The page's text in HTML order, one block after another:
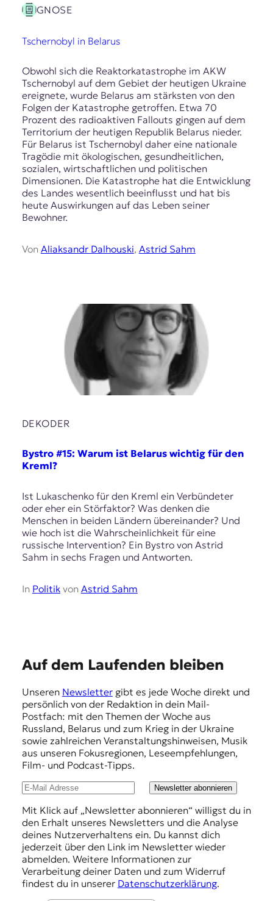
GNOSE
Tschernobyl in Belarus
Obwohl sich die Reaktorkatastrophe im AKW
Tschernobyl auf dem Gebiet der heutigen Ukraine
ereignete, wurde Belarus am stärksten von den
Folgen der Katastrophe getroffen. Etwa 70
Prozent des radioaktiven Fallouts gingen auf dem
Territorium der heutigen Republik Belarus nieder.
Für Belarus ist Tschernobyl daher eine nationale
Tragödie mit ökologischen, gesundheitlichen,
sozialen, wirtschaftlichen und politischen
Dimensionen. Die Katastrophe hat die Entwicklung
des Landes wesentlich beeinflusst und hat bis
heute Auswirkungen auf das Leben seiner
Bewohner.
Von Aliaksandr Dalhouski, Astrid Sahm
DEKODER
Bystro #15: Warum ist Belarus wichtig für den
Kreml?
Ist Lukaschenko für den Kreml ein Verbündeter
oder eher ein Störfaktor? Was denken die
Menschen in beiden Ländern übereinander? Und
wie hoch ist die Wahrscheinlichkeit für eine
russische Intervention? Ein Bystro von Astrid
Sahm in sechs Fragen und Antworten.
In Politikvon Astrid Sahm
Auf dem Laufenden bleiben
Unseren Newslettergibt es jede Woche direkt und
persönlich von der Redaktion in dein Mail-
Postfach: mit den Themen der Woche aus
Russland, Belarus und zum Krieg in der Ukraine
sowie zahlreichen Veranstaltungshinweisen, Musik
aus unseren Fokusregionen, Leseempfehlungen,
Film- und Podcast-Tipps.
Newsletter abonnieren
Mit Klick auf „Newsletter abonnieren“ willigst du in
den Erhalt unseres Newsletters und die Analyse
deines Nutzerverhaltens ein. Du kannst dich
jederzeit über den Link im Newsletter wieder
abmelden. Weitere Informationen zur
Verarbeitung deiner Daten und zum Widerruf
findest du in unserer Datenschutzerklärung.